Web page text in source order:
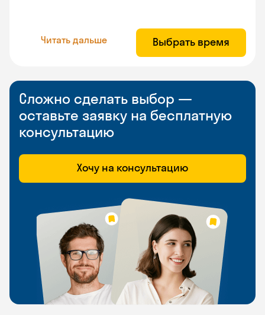
Читать дальше Выбрать время
Сложно сделать выбор —
оставьте заявку на бесплатную
консультацию
Хочу на консультацию